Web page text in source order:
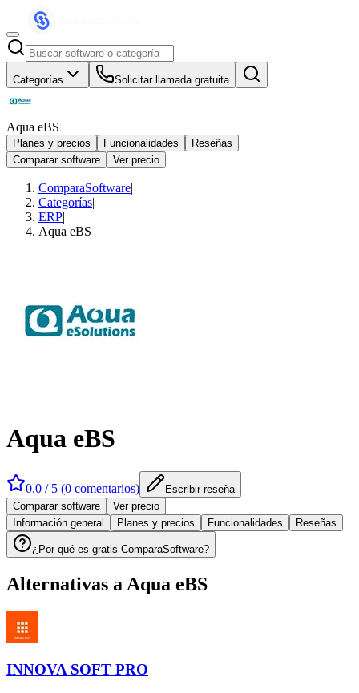
Categorías Solicitar llamada gratuita
Aqua eBS
Planes y precios Funcionalidades
Reseñas
Comparar software
Ver precio
ComparaSoftware|
Categorías|
ERP|
Aqua eBS
Aqua eBS
0.0 / 5 (0 comentarios)
Escribir reseña
Comparar software
Ver precio
Información general
Planes y precios Funcionalidades Reseñas
¿Por qué es gratis ComparaSoftware?
Alternativas a Aqua eBS
INNOVA SOFT PRO